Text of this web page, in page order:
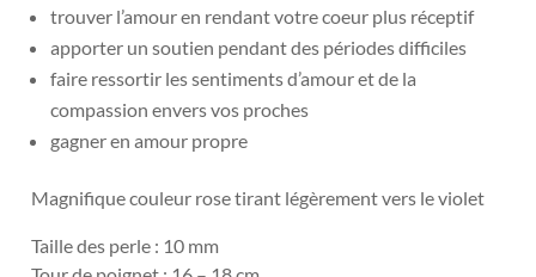
trouver l’amour en rendant votre coeur plus réceptif
apporter un soutien pendant des périodes difficiles
faire ressortir les sentiments d’amour et de la
compassion envers vos proches
gagner en amour propre
Magnifique couleur rose tirant légèrement vers le violet
Taille des perle : 10 mm